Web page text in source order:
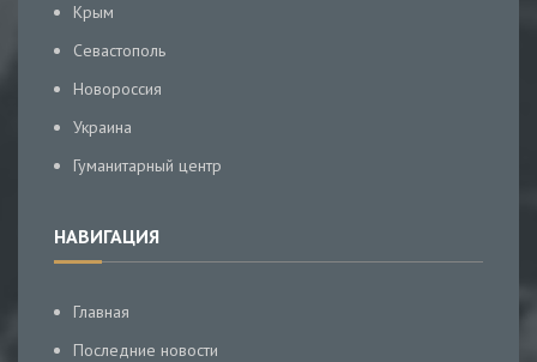
Крым
Севастополь
Новороссия
Украина
Гуманитарный центр
НАВИГАЦИЯ
Главная
Последние новости